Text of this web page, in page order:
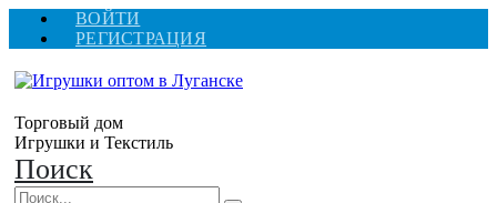
ВОЙТИ
РЕГИСТРАЦИЯ
Торговый дом
Игрушки и Текстиль
Поиск